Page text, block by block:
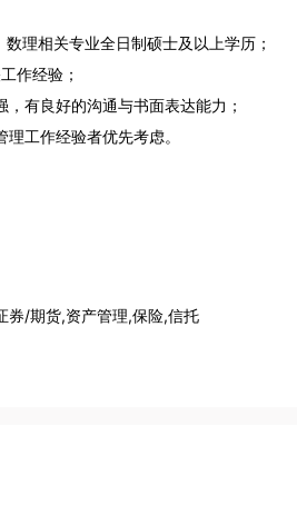
理相关专业全日制硕士及以上学历；
作经验；
有良好的沟通与书面表达能力；
工作经验者优先考虑。
券/期货,资产管理,保险,信托